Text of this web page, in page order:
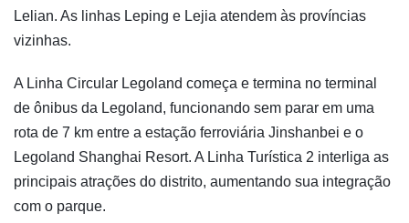
Lelian. As linhas Leping e Lejia atendem às províncias
vizinhas.
A Linha Circular Legoland começa e termina no terminal
de ônibus da Legoland, funcionando sem parar em uma
rota de 7 km entre a estação ferroviária Jinshanbei e o
Legoland Shanghai Resort. A Linha Turística 2 interliga as
principais atrações do distrito, aumentando sua integração
com o parque.